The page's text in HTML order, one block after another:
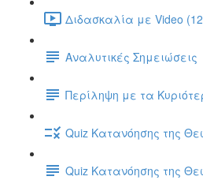
Διδασκαλία με Video
Αναλυτικές Σημειώσεις
Περίληψη με τα
Quiz Κατανόησης της
Quiz Κατανόησης της